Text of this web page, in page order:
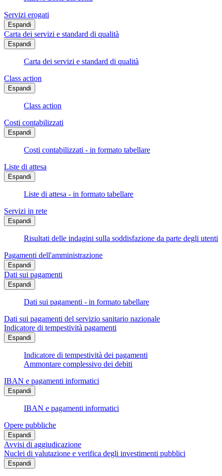
Servizi erogati
Espandi
Carta dei servizi e standard di qualità
Espandi
Carta dei servizi e standard di qualità
Class action
Espandi
Class action
Costi contabilizzati
Espandi
Costi contabilizzati - in formato tabellare
Liste di attesa
Espandi
Liste di attesa - in formato tabellare
Servizi in rete
Espandi
Risultati delle indagini sulla soddisfazione da parte degli utenti
Pagamenti dell'amministrazione
Espandi
Dati sui pagamenti
Espandi
Dati sui pagamenti - in formato tabellare
Dati sui pagamenti del servizio sanitario nazionale
Indicatore di tempestività pagamenti
Espandi
Indicatore di tempestività dei pagamenti
Ammontare complessivo dei debiti
IBAN e pagamenti informatici
Espandi
IBAN e pagamenti informatici
Opere pubbliche
Espandi
Avvisi di aggiudicazione
Nuclei di valutazione e verifica degli investimenti pubblici
Espandi